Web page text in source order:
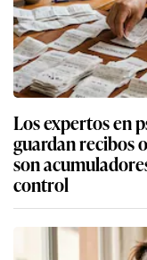
Los expertos en
guardan recibos
son
control